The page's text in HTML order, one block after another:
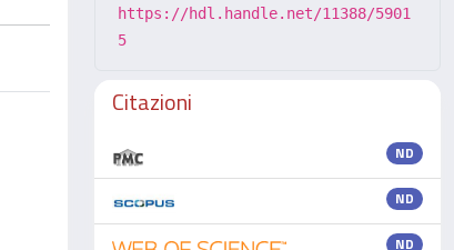
https://hdl.handle.net/11388/5901
5
Citazioni
ND
ND
ND